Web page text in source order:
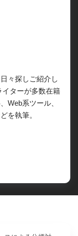
々探しご紹介し
ターが多数在籍
Web系ツール、
を執筆。